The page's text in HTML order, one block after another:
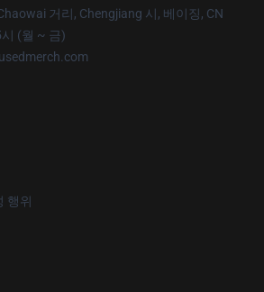
거리, Chengjiang 시, 베이징, CN
(월 ~ 금)
행위